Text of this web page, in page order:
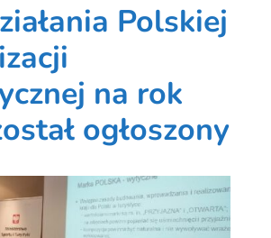
Polskiej
na rok
ogłoszony